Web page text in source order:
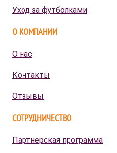
Уход за футболками
О КОМПАНИИ
О нас
Контакты
Отзывы
СОТРУДНИЧЕСТВО
Партнерская программа